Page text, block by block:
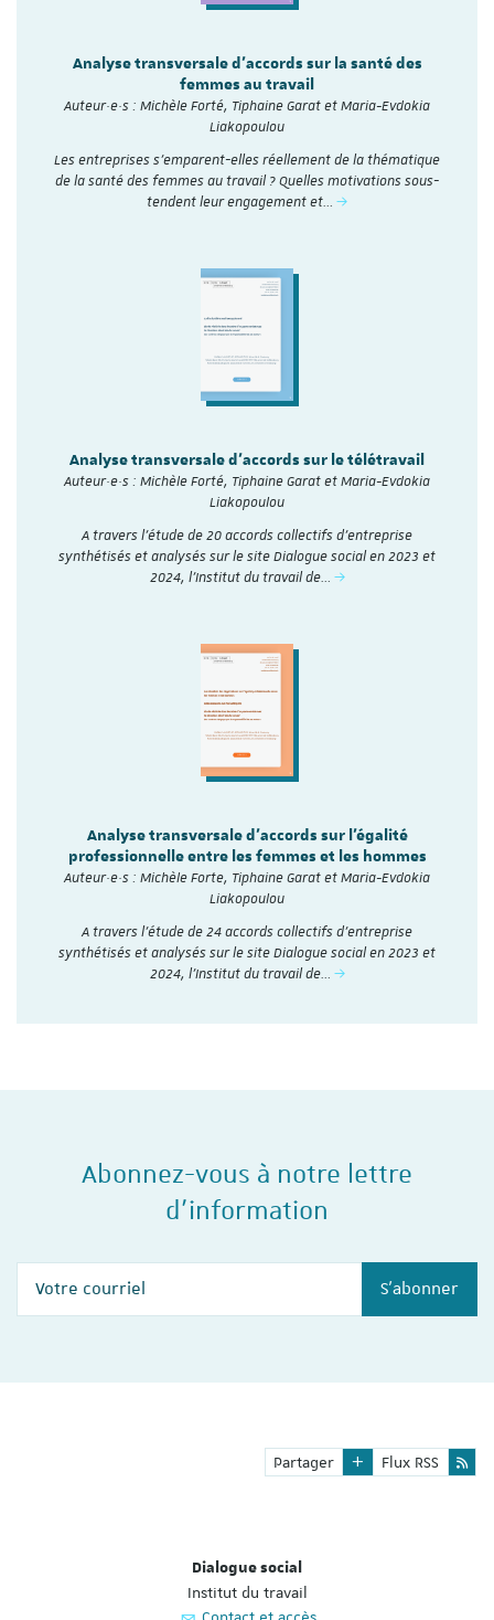
Analyse transversale d'accords sur la santé des
femmes au travail
Auteur·e·s : Michèle Forté, Tiphaine Garat et Maria-Evdokia
Liakopoulou
Les entreprises s’emparent-elles réellement de la thématique
de la santé des femmes au travail ? Quelles motivations sous-
tendent leur engagement et…
Analyse transversale d'accords sur le télétravail
Auteur·e·s : Michèle Forté, Tiphaine Garat et Maria-Evdokia
Liakopoulou
A travers l’étude de 20 accords collectifs d’entreprise
synthétisés et analysés sur le site Dialogue social en 2023 et
2024, l'Institut du travail de…
Analyse transversale d'accords sur l'égalité
professionnelle entre les femmes et les hommes
Auteur·e·s : Michèle Forte, Tiphaine Garat et Maria-Evdokia
Liakopoulou
A travers l’étude de 24 accords collectifs d’entreprise
synthétisés et analysés sur le site Dialogue social en 2023 et
2024, l'Institut du travail de…
Abonnez-vous à notre lettre
d'information
S'abonner
Partager Flux RSS
Dialogue social
Institut du travail